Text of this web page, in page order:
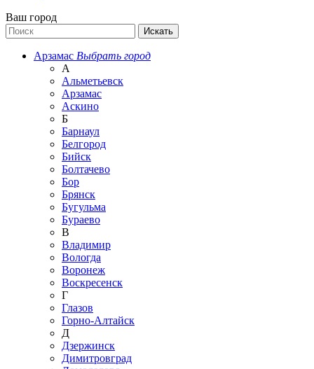
Ваш город
Арзамас Выбрать город
А
Альметьевск
Арзамас
Аскино
Б
Барнаул
Белгород
Бийск
Болтачево
Бор
Брянск
Бугульма
Бураево
В
Владимир
Вологда
Воронеж
Воскресенск
Г
Глазов
Горно-Алтайск
Д
Дзержинск
Димитровград